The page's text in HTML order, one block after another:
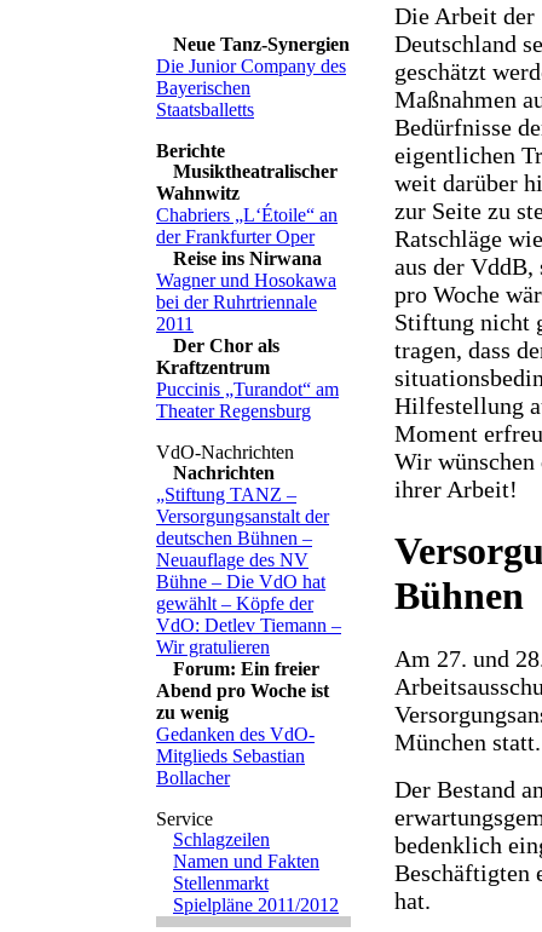
Neue Tanz-Synergien
Die Junior Company des
Bayerischen
Staatsballetts
Musiktheatralischer
Wahnwitz
Chabriers „L‘Étoile“ an
der Frankfurter Oper
Reise ins Nirwana
Wagner und Hosokawa
bei der Ruhrtriennale
2011
Der Chor als
Kraftzentrum
Puccinis „Turandot“ am
Theater Regensburg
Nachrichten
„Stiftung TANZ –
Versorgungsanstalt der
deutschen Bühnen –
Neuauflage des NV
Bühne – Die VdO hat
gewählt – Köpfe der
VdO: Detlev Tiemann –
Wir gratulieren
Forum: Ein freier
Abend pro Woche ist
zu wenig
Gedanken des VdO-
Mitglieds Sebastian
Bollacher
Schlagzeilen
Namen und Fakten
Stellenmarkt
Spielpläne 2011/2012
Die Arbeit
Deutschland
geschätzt
Maßnahmen
Bedürfnisse
eigentlichen
weit darüber
zur Seite zu
Ratschläge
aus der VddB,
pro Woche
Stiftung nicht
tragen, dass
Hilfestellung
Moment
Wir
ihrer Arbeit!
Bühnen
Am 27. und
München statt.
Der Bestand
bedenklich
Beschäftigten
hat.